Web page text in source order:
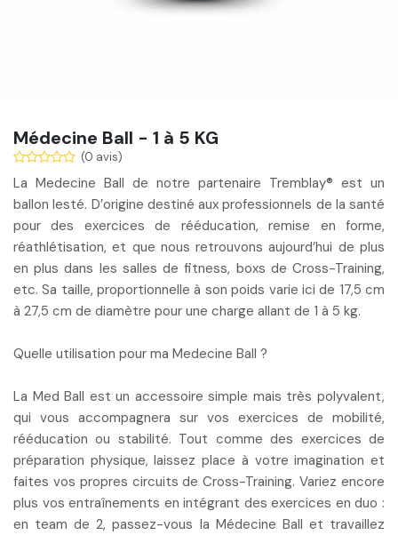
Médecine Ball - 1 à 5 KG
(0 avis)
La Medecine Ball de notre partenaire Tremblay® est un
ballon lesté. D’origine destiné aux professionnels de la santé
pour des exercices de rééducation, remise en forme,
réathlétisation, et que nous retrouvons aujourd’hui de plus
en plus dans les salles de fitness, boxs de Cross-Training,
etc. Sa taille, proportionnelle à son poids varie ici de 17,5 cm
à 27,5 cm de diamètre pour une charge allant de 1 à 5 kg.
Quelle utilisation pour ma Medecine Ball ?
La Med Ball est un accessoire simple mais très polyvalent,
qui vous accompagnera sur vos exercices de mobilité,
rééducation ou stabilité. Tout comme des exercices de
préparation physique, laissez place à votre imagination et
faites vos propres circuits de Cross-Training. Variez encore
plus vos entraînements enintégrant des exercices en duo :
en team de 2, passez-vous la Médecine Ball et travaillez